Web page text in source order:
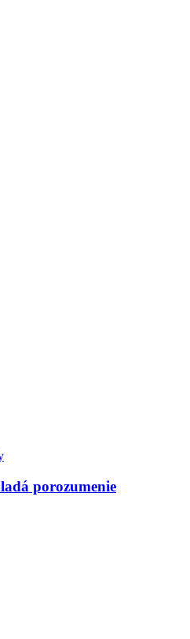
porozumenie